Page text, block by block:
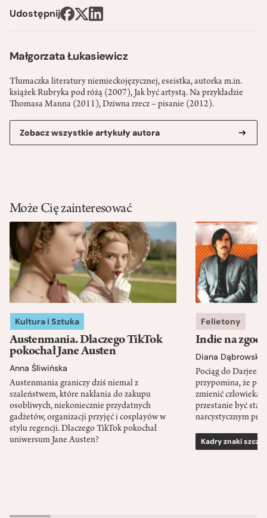
Małgorzata Łukasiewicz
Tłumaczka literatury niemieckojęzycznej, eseistka, autorka m.in.
książek Rubryka pod różą (2007), Jak być artystą. Na przykładzie
Thomasa Manna (2011), Dziwna rzecz – pisanie (2012).
Zobacz wszystkie artykuły autora
Udostępnij
Może Cię zainteresować
Kultura i Sztuka
Austenmania. Dlaczego TikTok
pokochał Jane Austen
Anna Śliwińska
Austenmania graniczy dziś niemal z
szaleństwem, które nakłania do zakupu
osobliwych, niekoniecznie przydatnych
gadżetów, organizacji przyjęć i cosplayów w
stylu regencji. Dlaczego TikTok pokochał
uniwersum Jane Austen?
Felietony
Indie na
Diana Dąbrowska
Pociąg do
przypomina, że
zmienić człowieka
przestanie być
narcystycznym
Kadry znaki